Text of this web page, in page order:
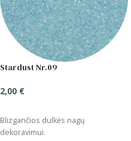
Stardust Nr.09
2,00 €
Blizgančios dulkės nagų
dekoravimui.